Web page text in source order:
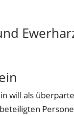
will als